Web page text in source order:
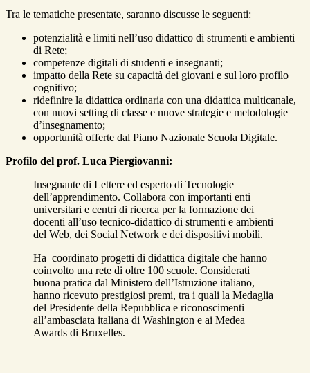
Tra le tematiche presentate, saranno discusse le seguenti:
potenzialità e limiti nell’uso didattico di strumenti e ambienti
di Rete;
competenze digitali di studenti e insegnanti;
impatto della Rete su capacità dei giovani e sul loro profilo
cognitivo;
ridefinire la didattica ordinaria con una didattica multicanale,
con nuovi setting di classe e nuove strategie e metodologie
d’insegnamento;
opportunità offerte dal Piano Nazionale Scuola Digitale.
Profilo del prof. Luca Piergiovanni:
Insegnante di Lettere ed esperto di Tecnologie
dell’apprendimento. Collabora con importanti enti
universitari e centri di ricerca per la formazione dei
docenti all’uso tecnico-didattico di strumenti e ambienti
del Web, dei Social Network e dei dispositivi mobili.
Ha coordinato progetti di didattica digitale che hanno
coinvolto una rete di oltre 100 scuole. Considerati
buona pratica dal Ministero dell’Istruzione italiano,
hanno ricevuto prestigiosi premi, tra i quali la Medaglia
del Presidente della Repubblica e riconoscimenti
all’ambasciata italiana di Washington e ai Medea
Awards di Bruxelles.